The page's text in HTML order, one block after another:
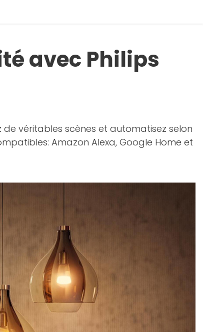
avec Philips
de véritables scènes et automatisez selon
Amazon Alexa, Google Home et